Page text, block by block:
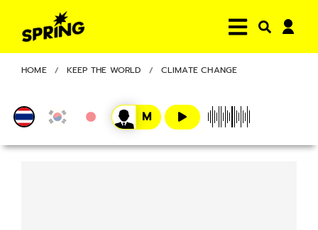
HOME KEEP THE WORLD CLIMATE CHANGE